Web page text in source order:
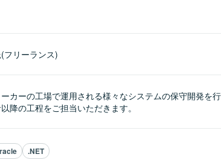
フリーランス)
カーの工場で運用される様々なシステムの保守開発を
降の工程をご担当いただきます。
.NET